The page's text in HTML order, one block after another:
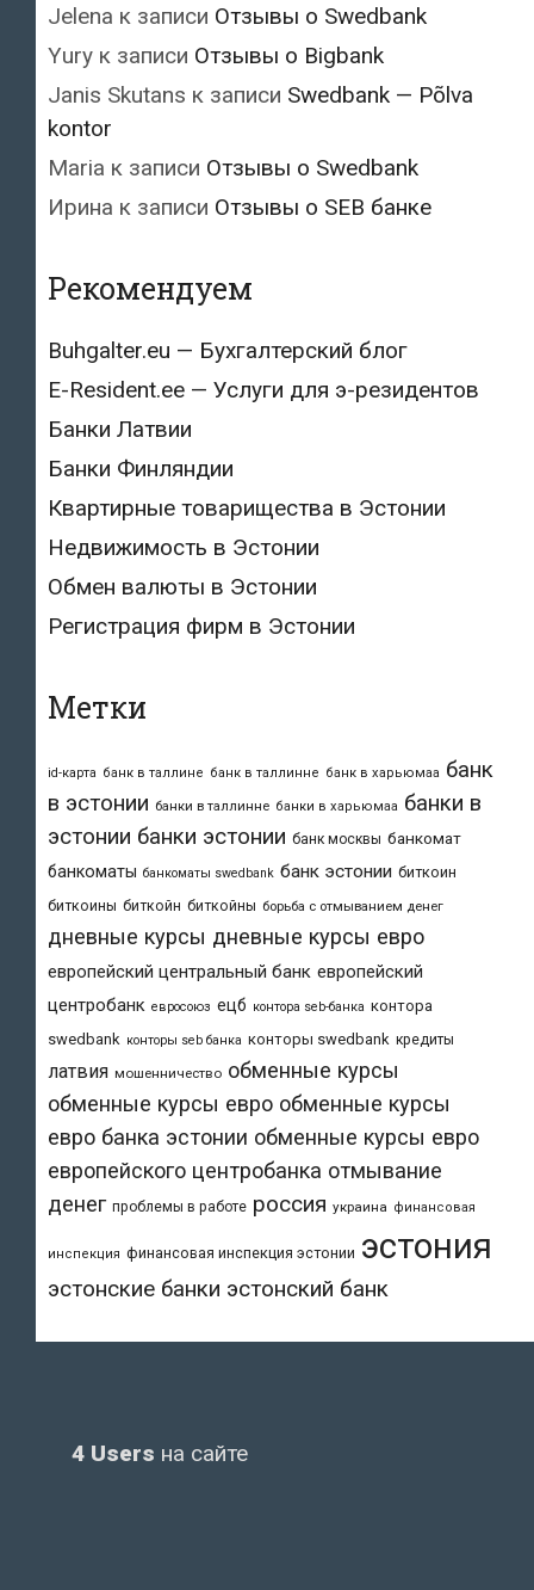
Jelena к записи Отзывы о Swedbank
Yury к записи Отзывы о Bigbank
Janis Skutans к записи Swedbank — Põlva
kontor
Maria к записи Отзывы о Swedbank
Ирина к записи Отзывы о SEB банке
Рекомендуем
Buhgalter.eu — Бухгалтерский блог
E-Resident.ee — Услуги для э-резидентов
Банки Латвии
Банки Финляндии
Квартирные товарищества в Эстонии
Недвижимость в Эстонии
Обмен валюты в Эстонии
Регистрация фирм в Эстонии
Метки
id-карта банк в таллине банк в таллинне банк в харьюмаа банк
в эстонии банки в таллинне банки в харьюмаа банки в
эстонии банки эстонии банк москвы банкомат
банкоматы банкоматы swedbank банк эстонии биткоин
биткоины биткойн биткойны борьба с отмыванием денег
дневные курсы дневные курсы евро
европейский центральный банк европейский
центробанк евросоюз ецб контора seb-банка контора
swedbank конторы seb банка конторы swedbank кредиты
латвия мошенничество обменные курсы
обменные курсы евро обменные курсы
евро банка эстонии обменные курсы евро
европейского центробанка отмывание
денег проблемы в работе россия украина финансовая
инспекция финансовая инспекция эстонии эстония
эстонские банки эстонский банк
4 Users на сайте